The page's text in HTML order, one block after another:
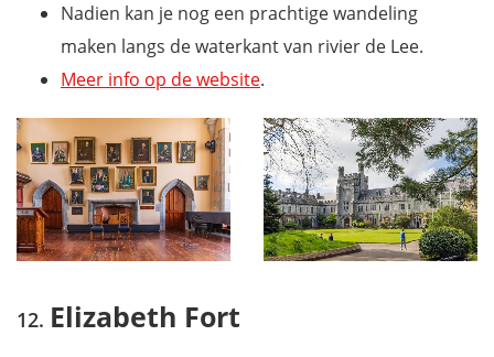
Nadien kan je nog een prachtige wandeling
maken langs de waterkant van rivier de Lee.
Meer info op de website.
Elizabeth Fort